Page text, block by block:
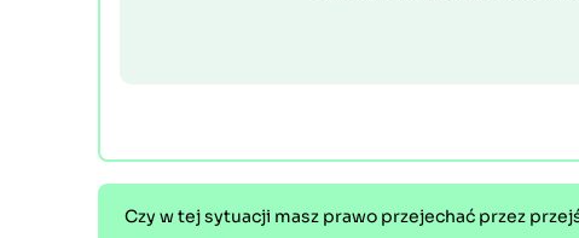
Czy w tej sytuacji masz prawo przejechać przez